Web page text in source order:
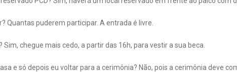
Quantas puderem participar. A entrada é livre.
chegue mais cedo, a partir das 16h, para vestir a sua beca.
e só depois eu voltar para a cerimônia? Não, pois a cerimônia deve